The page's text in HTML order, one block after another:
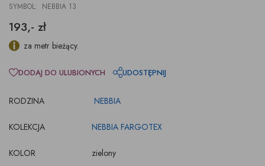
SYMBOL: NEBBIA 13
193,- zł
za metr bieżący.
RODZINA NEBBIA
KOLEKCJA NEBBIA FARGOTEX
KOLOR
zielony
DODAJ DO ULUBIONYCH UDOSTĘPNIJ